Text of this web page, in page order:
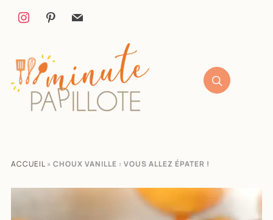
ACCUEIL» CHOUX VANILLE : VOUS ALLEZ ÉPATER !